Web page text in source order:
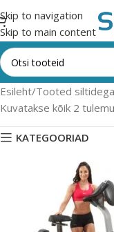
Skip to navigation
Skip to main content
Esileht Tooted
Kuvatakse kõik 2
KATEGOORIAD